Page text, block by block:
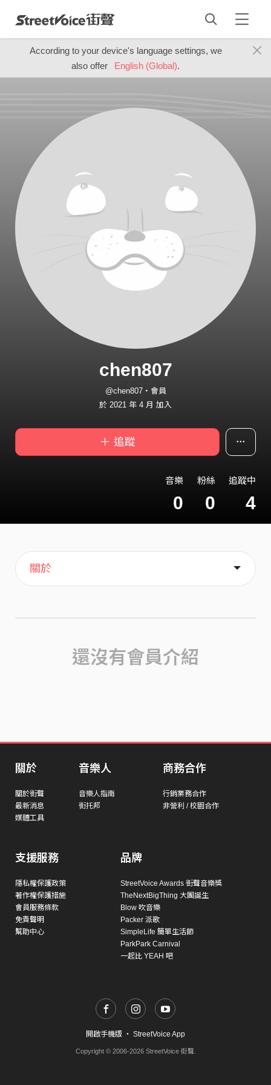
According to your device's language settings, we
also offer
English (Global).
chen807
@chen807・會員
於 2021 年 4 月 加入
＋ 追蹤
音樂
0
粉絲
0
追蹤中
4
主頁
歌單
喜歡
關於
還沒有會員介紹
關於
關於街聲
最新消息
媒體工具
音樂人
音樂人指南
街托邦
商務合作
行銷業務合作
非營利 / 校園合作
支援服務
隱私權保護政策
著作權保護措施
會員服務條款
免責聲明
幫助中心
品牌
StreetVoice Awards 街聲音樂獎
TheNextBigThing 大團誕生
Blow 吹音樂
Packer 派歌
SimpleLife 簡單生活節
ParkPark Carnival
一起比 YEAH 吧
開啟手機版 ・ StreetVoice App
Copyright © 2006-2026 StreetVoice 街聲.